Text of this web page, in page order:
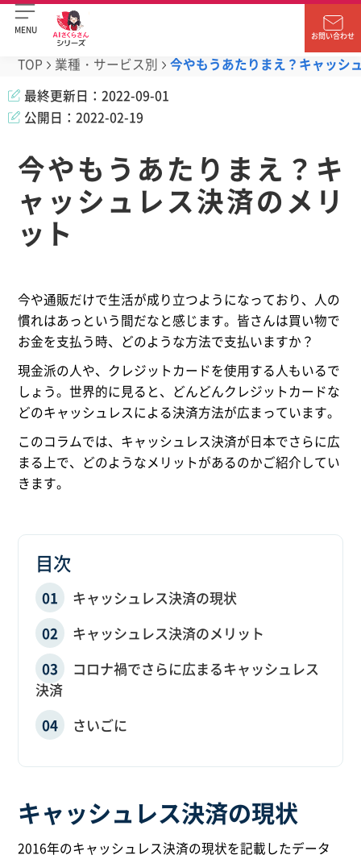
MENU
お問い合わせ
TOP 業種・サービス別
今やもうあたりまえ？キャッシ
最終更新日： 2022-09-01
公開日： 2022-02-19
今やもうあたりまえ？キ
ャッシュレス決済のメリ
ット
今や通販だけで生活が成り立つようになっており、人の
慣れはあっという間だなと感じます。皆さんは買い物で
お金を支払う時、どのような方法で支払いますか？
現金派の人や、クレジットカードを使用する人もいるで
しょう。世界的に見ると、どんどんクレジットカードな
どのキャッシュレスによる決済方法が広まっています。
このコラムでは、キャッシュレス決済が日本でさらに広
まる上で、どのようなメリットがあるのかご紹介してい
きます。
目次
キャッシュレス決済の現状
キャッシュレス決済のメリット
コロナ禍でさらに広まるキャッシュレス
決済
さいごに
キャッシュレス決済の現状
2016年のキャッシュレス決済の現状を記載したデータ